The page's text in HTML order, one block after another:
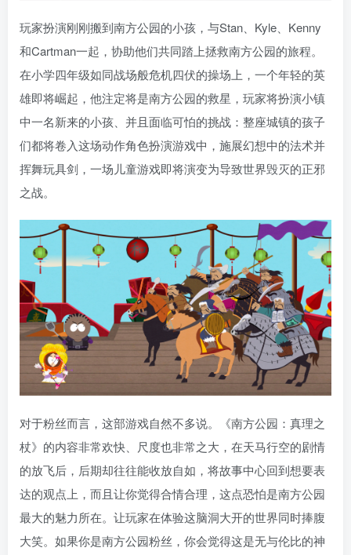
玩家扮演刚刚搬到南方公园的小孩，与Stan、Kyle、Kenny
和Cartman一起，协助他们共同踏上拯救南方公园的旅程。
在小学四年级如同战场般危机四伏的操场上，一个年轻的英
雄即将崛起，他注定将是南方公园的救星，玩家将扮演小镇
中一名新来的小孩、并且面临可怕的挑战：整座城镇的孩子
们都将卷入这场动作角色扮演游戏中，施展幻想中的法术并
挥舞玩具剑，一场儿童游戏即将演变为导致世界毁灭的正邪
之战。
对于粉丝而言，这部游戏自然不多说。《南方公园：真理之
杖》的内容非常欢快、尺度也非常之大，在天马行空的剧情
的放飞后，后期却往往能收放自如，将故事中心回到想要表
达的观点上，而且让你觉得合情合理，这点恐怕是南方公园
最大的魅力所在。让玩家在体验这脑洞大开的世界同时捧腹
大笑。如果你是南方公园粉丝，你会觉得这是无与伦比的神